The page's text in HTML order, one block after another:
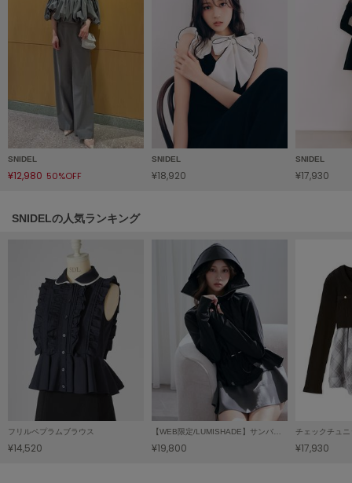
ORGUE
PATRICK
パトリック
Philly chocolate
poláura
Reebok
リーボック
SALOMON
サロモン
SNIDEL
¥12,980 50%OFF
SNIDEL
¥18,920
SNIDEL
¥17,930
SNIDELの人気ランキング
フリルペプラムブラウス
¥14,520 ¥19,800
チェックチュ
¥17,930